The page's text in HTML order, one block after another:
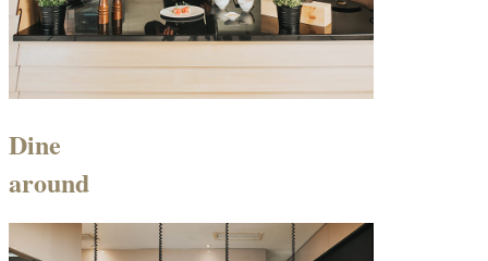
Dine
around